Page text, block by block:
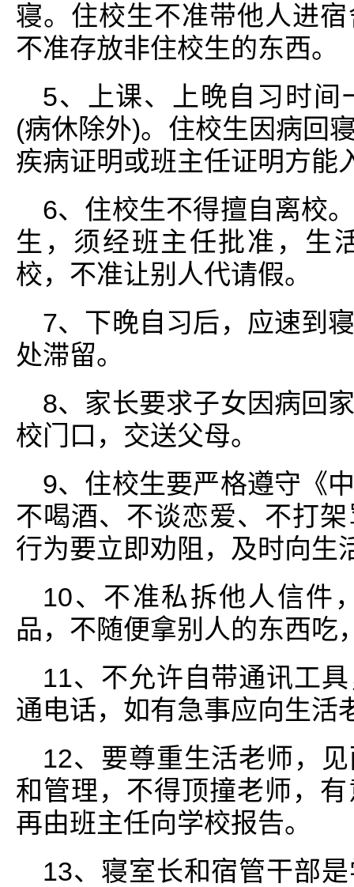
寝。住校生不准带他人进
不准存放非住校生的东西。
5、上课、上晚自习时间
(病休除外)。住校生因病回
疾病证明或班主任证明方能
6、住校生不得擅自离校
生，须经班主任批准，生
校，不准让别人代请假。
7、下晚自习后，应速到
处滞留。
8、家长要求子女因病回
校门口，交送父母。
9、住校生要严格遵守《
不喝酒、不谈恋爱、不打
行为要立即劝阻，及时向生
10、不准私拆他人信件
品，不随便拿别人的东西吃
11、不允许自带通讯工
通电话，如有急事应向生活
12、要尊重生活老师，
和管理，不得顶撞老师，
再由班主任向学校报告。
13、寝室长和宿管干部